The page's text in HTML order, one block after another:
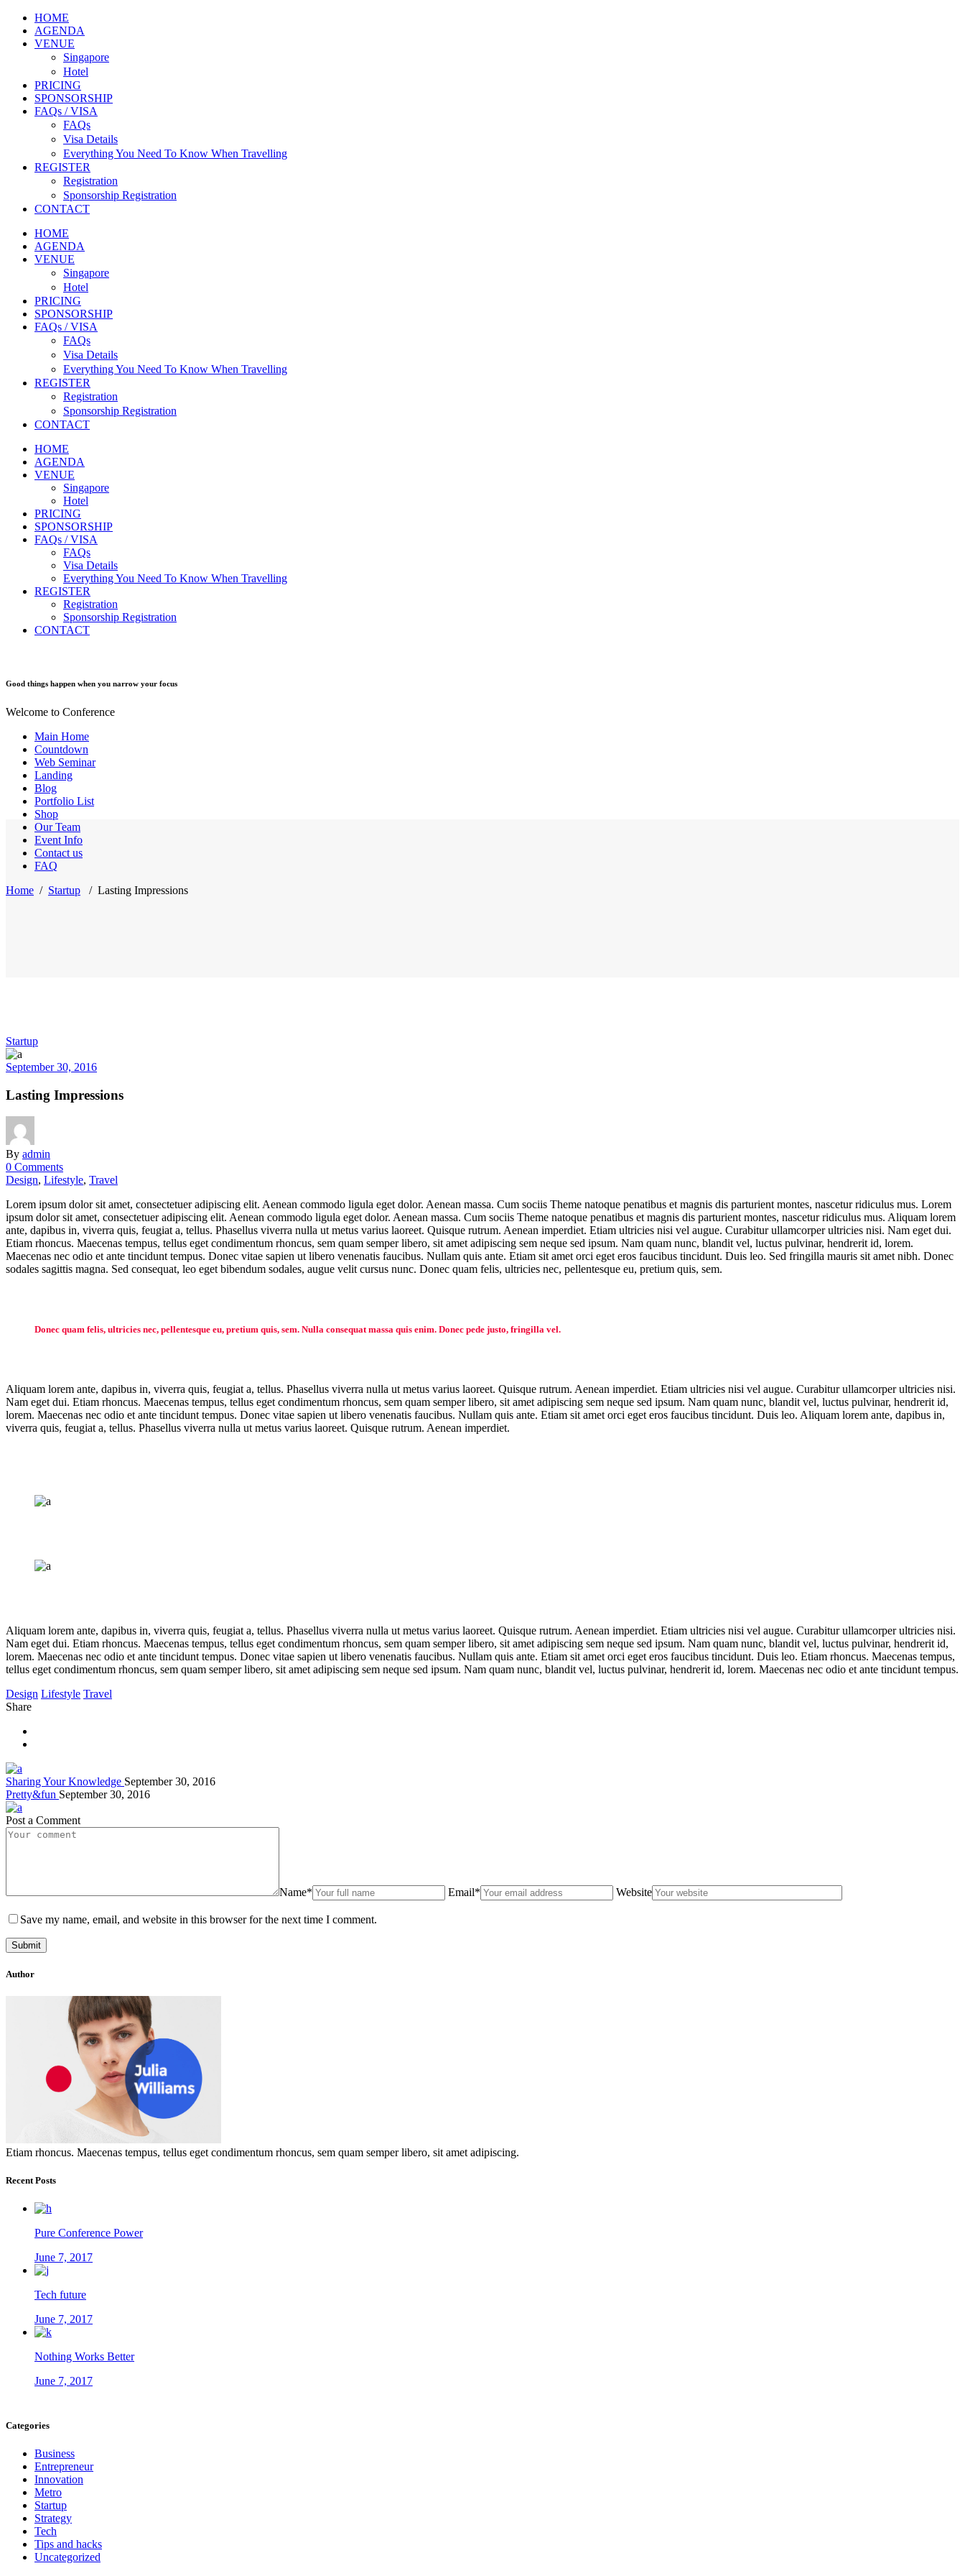
HOME
AGENDA
VENUE
Singapore
Hotel
PRICING
SPONSORSHIP
FAQs / VISA
FAQs
Visa Details
Everything You Need To Know When Travelling
REGISTER
Registration
Sponsorship Registration
CONTACT
HOME
AGENDA
VENUE
Singapore
Hotel
PRICING
SPONSORSHIP
FAQs / VISA
FAQs
Visa Details
Everything You Need To Know When Travelling
REGISTER
Registration
Sponsorship Registration
CONTACT
HOME
AGENDA
VENUE
Singapore
Hotel
PRICING
SPONSORSHIP
FAQs / VISA
FAQs
Visa Details
Everything You Need To Know When Travelling
REGISTER
Registration
Sponsorship Registration
CONTACT
Good things happen when you narrow your focus
Welcome to Conference
Main Home
Countdown
Web Seminar
Landing
Blog
Portfolio List
Shop
Our Team
Event Info
Contact us
FAQ
Home / Startup / Lasting Impressions
Startup
September 30, 2016
Lasting Impressions
By admin
0 Comments
Design, Lifestyle, Travel
Lorem ipsum dolor sit amet, consectetuer adipiscing elit. Aenean commodo ligula eget dolor. Aenean massa. Cum sociis Theme natoque penatibus et magnis dis parturient montes, nascetur ridiculus mus. Lorem
ipsum dolor sit amet, consectetuer adipiscing elit. Aenean commodo ligula eget dolor. Aenean massa. Cum sociis Theme natoque penatibus et magnis dis parturient montes, nascetur ridiculus mus. Aliquam lorem
ante, dapibus in, viverra quis, feugiat a, tellus. Phasellus viverra nulla ut metus varius laoreet. Quisque rutrum. Aenean imperdiet. Etiam ultricies nisi vel augue. Curabitur ullamcorper ultricies nisi. Nam eget dui.
Etiam rhoncus. Maecenas tempus, tellus eget condimentum rhoncus, sem quam semper libero, sit amet adipiscing sem neque sed ipsum. Nam quam nunc, blandit vel, luctus pulvinar, hendrerit id, lorem.
Maecenas nec odio et ante tincidunt tempus. Donec vitae sapien ut libero venenatis faucibus. Nullam quis ante. Etiam sit amet orci eget eros faucibus tincidunt. Duis leo. Sed fringilla mauris sit amet nibh. Donec
sodales sagittis magna. Sed consequat, leo eget bibendum sodales, augue velit cursus nunc. Donec quam felis, ultricies nec, pellentesque eu, pretium quis, sem.
Donec quam felis, ultricies nec, pellentesque eu, pretium quis, sem. Nulla consequat massa quis enim. Donec pede justo, fringilla vel.
Aliquam lorem ante, dapibus in, viverra quis, feugiat a, tellus. Phasellus viverra nulla ut metus varius laoreet. Quisque rutrum. Aenean imperdiet. Etiam ultricies nisi vel augue. Curabitur ullamcorper ultricies nisi.
Nam eget dui. Etiam rhoncus. Maecenas tempus, tellus eget condimentum rhoncus, sem quam semper libero, sit amet adipiscing sem neque sed ipsum. Nam quam nunc, blandit vel, luctus pulvinar, hendrerit id,
lorem. Maecenas nec odio et ante tincidunt tempus. Donec vitae sapien ut libero venenatis faucibus. Nullam quis ante. Etiam sit amet orci eget eros faucibus tincidunt. Duis leo. Aliquam lorem ante, dapibus in,
viverra quis, feugiat a, tellus. Phasellus viverra nulla ut metus varius laoreet. Quisque rutrum. Aenean imperdiet.
Aliquam lorem ante, dapibus in, viverra quis, feugiat a, tellus. Phasellus viverra nulla ut metus varius laoreet. Quisque rutrum. Aenean imperdiet. Etiam ultricies nisi vel augue. Curabitur ullamcorper ultricies nisi.
Nam eget dui. Etiam rhoncus. Maecenas tempus, tellus eget condimentum rhoncus, sem quam semper libero, sit amet adipiscing sem neque sed ipsum. Nam quam nunc, blandit vel, luctus pulvinar, hendrerit id,
lorem. Maecenas nec odio et ante tincidunt tempus. Donec vitae sapien ut libero venenatis faucibus. Nullam quis ante. Etiam sit amet orci eget eros faucibus tincidunt. Duis leo. Etiam rhoncus. Maecenas tempus,
tellus eget condimentum rhoncus, sem quam semper libero, sit amet adipiscing sem neque sed ipsum. Nam quam nunc, blandit vel, luctus pulvinar, hendrerit id, lorem. Maecenas nec odio et ante tincidunt tempus.
Design Lifestyle Travel
Share
Sharing Your Knowledge September 30, 2016
Pretty&fun September 30, 2016
Post a Comment
Name* Email* Website
Save my name, email, and website in this browser for the next time I comment.
Author
Etiam rhoncus. Maecenas tempus, tellus eget condimentum rhoncus, sem quam semper libero, sit amet adipiscing.
Recent Posts
Pure Conference Power
June 7, 2017
Tech future
June 7, 2017
Nothing Works Better
June 7, 2017
Categories
Business
Entrepreneur
Innovation
Metro
Startup
Strategy
Tech
Tips and hacks
Uncategorized